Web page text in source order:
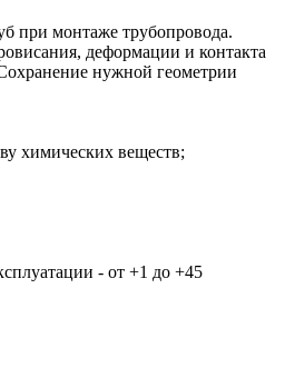
при монтаже трубопровода.
деформации и контакта
нужной геометрии
химических веществ;
- от +1 до +45